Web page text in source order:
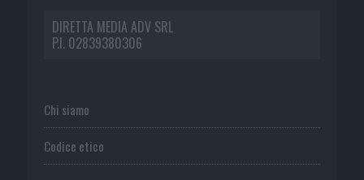
DIRETTA MEDIA ADV SRL
P.I. 02839380306
Chi siamo
Codice etico